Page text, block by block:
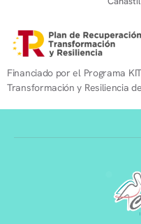
Financiado por el Programa
Transformación y Resiliencia